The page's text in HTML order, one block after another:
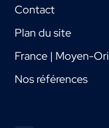
Contact
Plan du site
France | Moyen-
Nos références